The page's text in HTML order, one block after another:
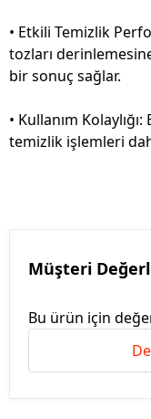
• Etkili Temizlik
tozları
bir sonuç sağlar.
• Kullanım
temizlik işlemleri
Müşteri
Bu ürün için